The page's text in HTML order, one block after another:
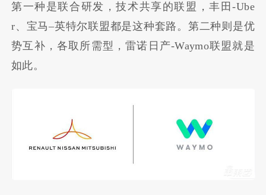
第一种是联合研发，技术共享的联盟，丰田-Ube
r、宝马–英特尔联盟都是这种套路。第二种则是优
势互补，各取所需型，雷诺日产-Waymo联盟就是
如此。